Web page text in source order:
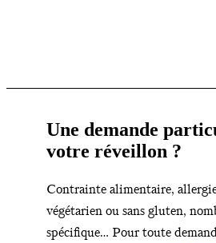
Une demande
votre réveillon ?
Contrainte alimentaire,
végétarien ou sans gluten,
spécifique… Pour toute